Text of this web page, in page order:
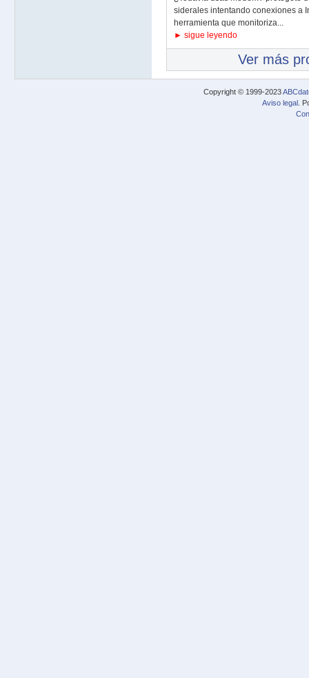
siderales intentando conexiones a
herramienta que monitoriza...
► sigue leyendo
Ver más
Copyright © 1999-2023
Aviso legal .